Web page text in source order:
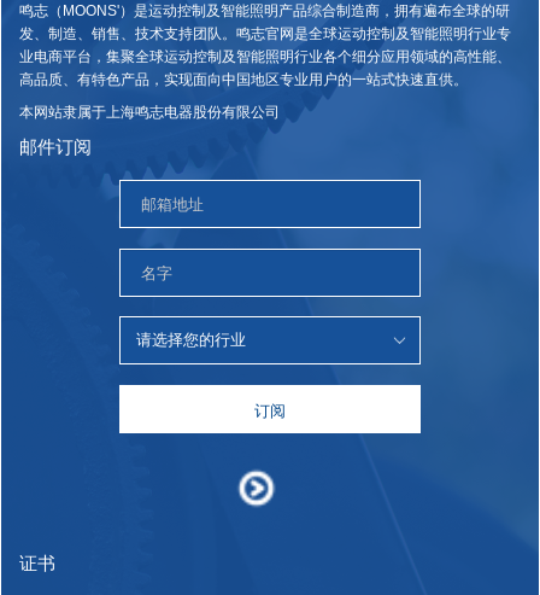
鸣志（MOONS'）是运动控制及智能照明产品综合制造商，拥有遍布全球的研
发、制造、销售、技术支持团队。鸣志官网是全球运动控制及智能照明行业专
业电商平台，集聚全球运动控制及智能照明行业各个细分应用领域的高性能、
高品质、有特色产品，实现面向中国地区专业用户的一站式快速直供。
本网站隶属于上海鸣志电器股份有限公司
邮件订阅
订阅
证书